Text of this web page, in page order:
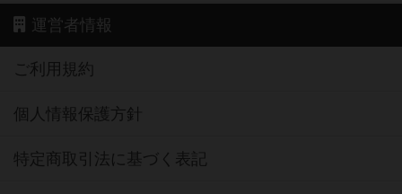
運営者情報
ご利用規約
個人情報保護方針
特定商取引法に基づく表記